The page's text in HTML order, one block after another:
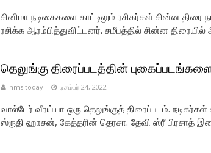
சினிமா நடிகைகளை காட்டிலும் ரசிகர்கள் சின்ன திரை
ரசிக்க ஆரம்பித்துவிட்டனர். சமீபத்தில் சின்ன திரையில்
தெலுங்கு திரைப்படத்தின்
nms today டிசம்பர் 24, 2022
வால்டேர் வீரய்யா ஒரு தெலுங்குத் திரைப்படம். நடிகர்கள்
ஸ்ருதி ஹாசன், கேத்தரின் தெரசா. தேவி ஸ்ரீ பிரசாத்